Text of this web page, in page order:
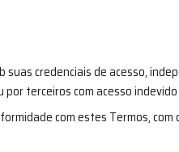
suas credenciais de acesso,
terceiros com acesso
com estes Termos,